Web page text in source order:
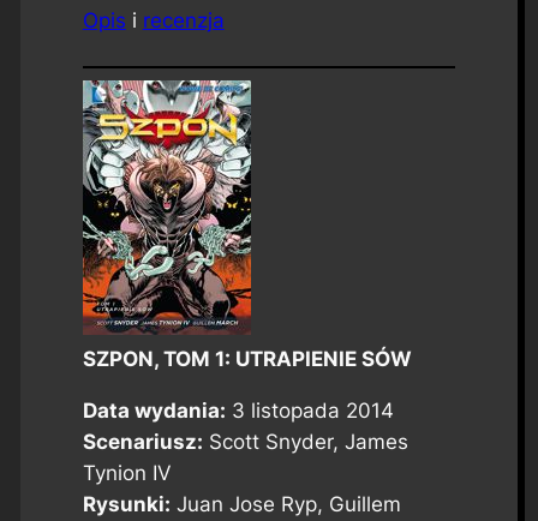
Opis i recenzja
SZPON, TOM 1: UTRAPIENIE SÓW
Data wydania: 3 listopada 2014
Scenariusz: Scott Snyder, James
Tynion IV
Rysunki: Juan Jose Ryp, Guillem